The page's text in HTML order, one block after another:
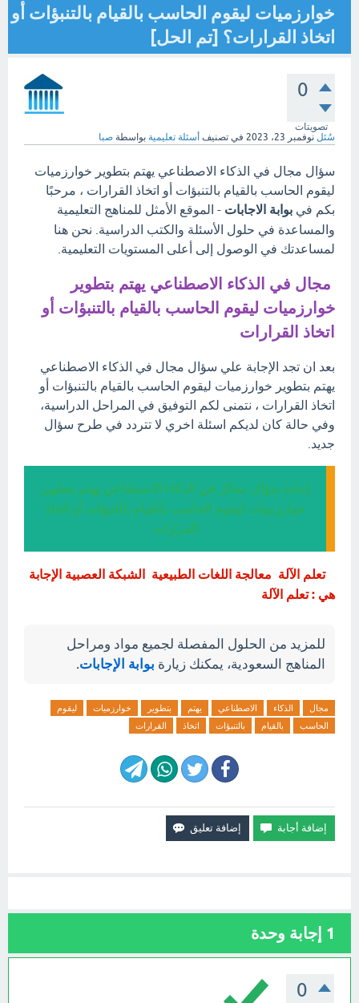
خوارزميات ليقوم الحاسب بالقيام بالتنبؤات أو
اتخاذ القرارات؟ [تم الحل]
0
تصويتات
سُئل نوفمبر 23، 2023 في تصنيف أسئلة تعليمية بواسطة صبا
سؤال مجال في الذكاء الاصطناعي يهتم بتطوير خوارزميات
ليقوم الحاسب بالقيام بالتنبؤات أو اتخاذ القرارات ، مرحبًا
بكم في بوابة الاجابات - الموقع الأمثل للمناهج التعليمية
والمساعدة في حلول الأسئلة والكتب الدراسية. نحن هنا
لمساعدتك في الوصول إلى أعلى المستويات التعليمية.
مجال في الذكاء الاصطناعي يهتم بتطوير
خوارزميات ليقوم الحاسب بالقيام بالتنبؤات أو
اتخاذ القرارات
بعد ان تجد الإجابة علي سؤال مجال في الذكاء الاصطناعي
يهتم بتطوير خوارزميات ليقوم الحاسب بالقيام بالتنبؤات أو
اتخاذ القرارات ، نتمنى لكم التوفيق في المراحل الدراسية،
وفي حالة كان لديكم اسئلة اخري لا تتردد في طرح سؤال
جديد.
إجابة سؤال مجال في الذكاء الاصطناعي يهتم بتطوير
خوارزميات ليقوم الحاسب بالقيام بالتنبؤات أو اتخاذ
القرارات
تعلم الآلة معالجة اللغات الطبيعية الشبكة العصبية الإجابة
هي : تعلم الآلة
للمزيد من الحلول المفصلة لجميع مواد ومراحل
المناهج السعودية، يمكنك زيارة بوابة الإجابات.
مجال الذكاء الاصطناعي يهتم بتطوير خوارزميات
ليقوم
الحاسب
بالقيام بالتنبؤات اتخاذ القرارات
1 إجابة وحدة
0